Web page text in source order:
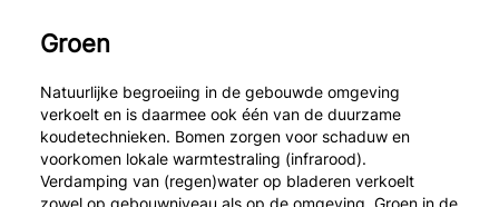
Groen
Natuurlijke begroeiing in de gebouwde omgeving
verkoelt en is daarmee ook één van de duurzame
koudetechnieken. Bomen zorgen voor schaduw en
voorkomen lokale warmtestraling (infrarood).
Verdamping van (regen)water op bladeren verkoelt
zowel op gebouwniveau als op de omgeving. Groen in de